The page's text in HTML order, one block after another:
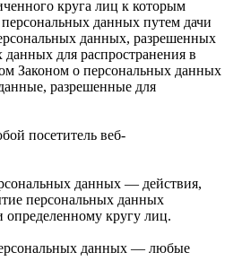
круга лиц к которым
данных путем дачи
данных, разрешенных
для распространения в
Законом о персональных данных
разрешенные для
посетитель веб-
данных — действия,
персональных данных
кругу лиц.
данных — любые